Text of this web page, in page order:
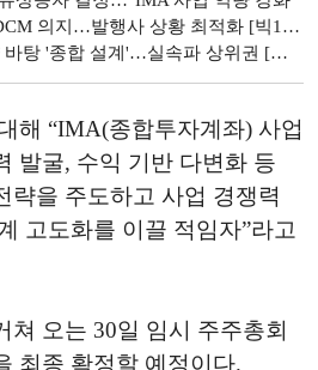
행사 상황 최적화 [빅10 증권사 DCM 지형도 (10)]
계'…실속파 상위권 [빅10 증권사 DCM 지형도 (2)]
해 “IMA(종합투자계좌) 사업
발굴, 수익 기반 다변화 등
략을 주도하고 사업 경쟁력
고도화를 이끌 적임자”라고
쳐 오는 30일 임시 주주총회
최종 확정할 예정이다.